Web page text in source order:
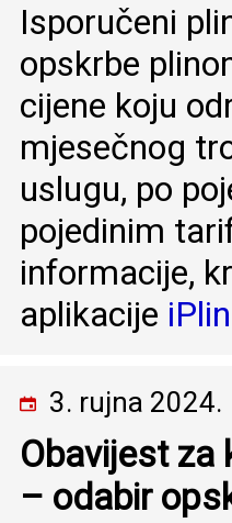
Isporučeni
opskrbe
cijene koju
mjesečnog
uslugu, po
pojedinim
informacije,
aplikacije iPlin
3. rujna 2024.
Obavijest za
– odabir